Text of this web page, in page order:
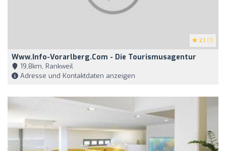
2.1 (7)
Www.info-Vorarlberg.com - Die Tourismusagentur
19,8km, Rankweil
Adresse und Kontaktdaten anzeigen